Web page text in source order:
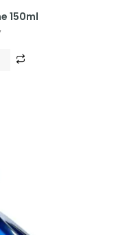
150ml